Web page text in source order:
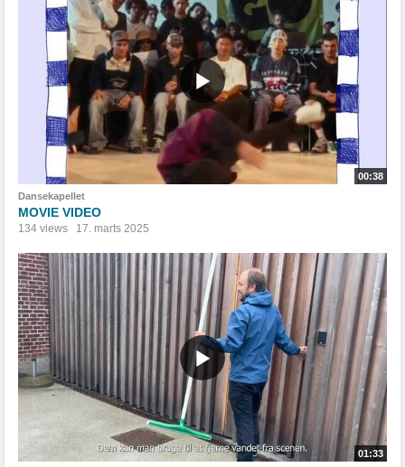
00:38
Dansekapellet
MOVIE VIDEO
134 views 17. marts 2025
01:33